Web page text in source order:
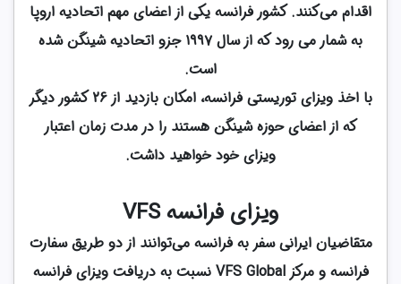
اقدام می‌کنند. کشور فرانسه یکی از اعضای مهم اتحادیه اروپا
به شمار می رود که از سال ۱۹۹۷ جزو اتحادیه شینگن شده
است.
با اخذ ویزای توریستی فرانسه، امکان بازدید از 26 کشور دیگر
که از اعضای حوزه شینگن هستند را در مدت زمان اعتبار
ویزای خود خواهید داشت.
ویزای فرانسه VFS
متقاضیان ایرانی سفر به فرانسه می‌توانند از دو طریق سفارت
فرانسه و مرکز VFS Global نسبت به دریافت ویزای فرانسه